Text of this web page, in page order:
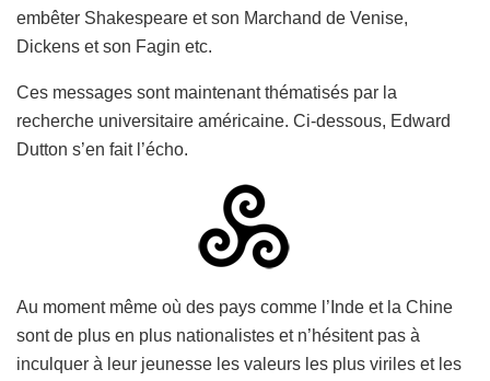
embêter Shakespeare et son Marchand de Venise,
Dickens et son Fagin etc.
Ces messages sont maintenant thématisés par la
recherche universitaire américaine. Ci-dessous, Edward
Dutton s’en fait l’écho.
Au moment même où des pays comme l’Inde et la Chine
sont de plus en plus nationalistes et n’hésitent pas à
inculquer à leur jeunesse les valeurs les plus viriles et les